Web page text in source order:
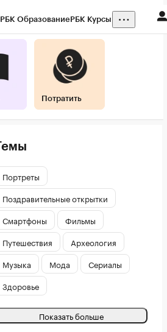
РБК ОбразованиеРБК Курсы
Потратить
Темы
Портреты
Поздравительные открытки
Смартфоны
Фильмы
Путешествия
Археология
Музыка
Мода
Сериалы
Здоровье
Показать больше